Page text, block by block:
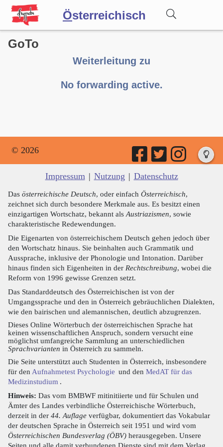
Österreichisch
Wörterbuch
GoTo
Weiterleitung zu
No forwarding active.
© 2026
Impressum | Nutzung | Datenschutz
Das österreichische Deutsch, oder einfach Österreichisch,
zeichnet sich durch besondere Merkmale aus. Es besitzt einen
einzigartigen Wortschatz, bekannt als Austriazismen, sowie
charakteristische Redewendungen.
Die Eigenarten von österreichischem Deutsch gehen jedoch über
den Wortschatz hinaus. Sie beinhalten auch Grammatik und
Aussprache, inklusive der Phonologie und Intonation. Darüber
hinaus finden sich Eigenheiten in der Rechtschreibung, wobei die
Reform von 1996 gewisse Grenzen setzt.
Das Standarddeutsch des Österreichischen ist von der
Umgangssprache und den in Österreich gebräuchlichen Dialekten,
wie den bairischen und alemannischen, deutlich abzugrenzen.
Dieses Online Wörterbuch der österreichischen Sprache hat
keinen wissenschaftlichen Anspruch, sondern versucht eine
möglichst umfangreiche Sammlung an unterschiedlichen
Sprachvarianten in Österreich zu sammeln.
Die Seite unterstützt auch Studenten in Österreich, insbesondere
für den Aufnahmetest Psychologie und den MedAT für das
Medizinstudium .
Hinweis: Das vom BMBWF mitinitiierte und für Schulen und
Ämter des Landes verbindliche Österreichische Wörterbuch,
derzeit in der 44. Auflage verfügbar, dokumentiert das Vokabular
der deutschen Sprache in Österreich seit 1951 und wird vom
Österreichischen Bundesverlag (ÖBV) herausgegeben. Unsere
Seiten und alle damit verbundenen Dienste sind mit dem Verlag